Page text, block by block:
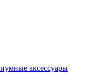
аксессуары